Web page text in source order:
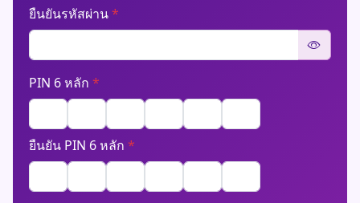
ยืนยันรหัสผ่าน*
PIN 6 หลัก *
ยืนยัน PIN 6 หลัก *